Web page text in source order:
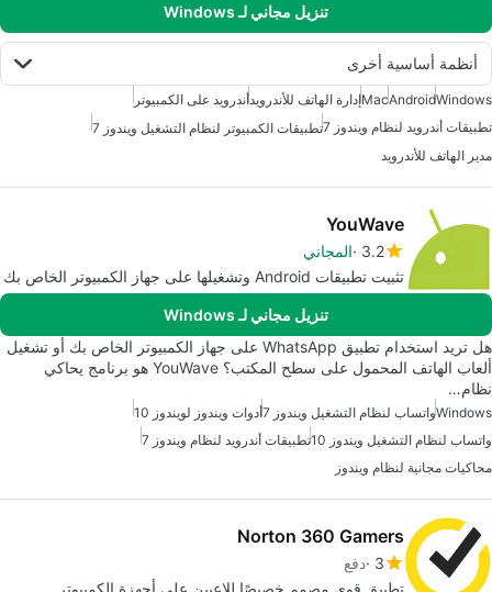
تنزيل مجاني لـ Windows
أنظمة أساسية أخرى
Windows
Android
Macإدارة الهاتف للأندرويدأندرويد على الكمبيوتر
تطبيقات أندرويد لنظام ويندوز 7
تطبيقات الكمبيوتر لنظام التشغيل ويندوز 7
مدير الهاتف للأندرويد
YouWave
3.2 المجاني
تثبيت تطبيقات Android وتشغيلها على جهاز الكمبيوتر الخاص بك
تنزيل مجاني لـ Windows
هل تريد استخدام تطبيق WhatsApp على جهاز الكمبيوتر الخاص بك أو تشغيل
ألعاب الهاتف المحمول على سطح المكتب؟ YouWave هو برنامج يحاكي
نظام…
Windowsواتساب لنظام التشغيل ويندوز 7
أدوات ويندوز لويندوز 10
واتساب لنظام التشغيل ويندوز 10
تطبيقات أندرويد لنظام ويندوز 7
محاكيات مجانية لنظام ويندوز
Norton 360 Gamers
3 دفع